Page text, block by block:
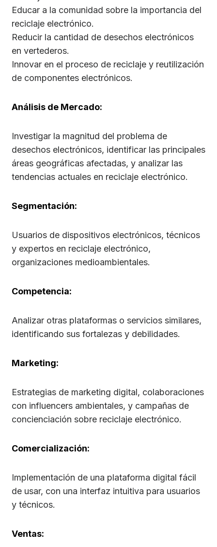
Educar a la comunidad sobre la importancia del
reciclaje electrónico.
Reducir la cantidad de desechos electrónicos
en vertederos.
Innovar en el proceso de reciclaje y reutilización
de componentes electrónicos.
Análisis de Mercado:
Investigar la magnitud del problema de
desechos electrónicos, identificar las principales
áreas geográficas afectadas, y analizar las
tendencias actuales en reciclaje electrónico.
Segmentación:
Usuarios de dispositivos electrónicos, técnicos
y expertos en reciclaje electrónico,
organizaciones medioambientales.
Competencia:
Analizar otras plataformas o servicios similares,
identificando sus fortalezas y debilidades.
Marketing:
Estrategias de marketing digital, colaboraciones
con influencers ambientales, y campañas de
concienciación sobre reciclaje electrónico.
Comercialización:
Implementación de una plataforma digital fácil
de usar, con una interfaz intuitiva para usuarios
y técnicos.
Ventas: